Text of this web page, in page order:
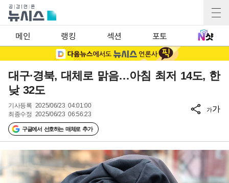
메인 랭킹 섹션 포토
대구·경북, 대체로 맑음…아침 최저 14도, 한
낮 32도
기사등록 2025/06/23 04:01:00
최종수정 2025/06/23 06:56:23
구글에서 선호하는 매체로 추가
가가